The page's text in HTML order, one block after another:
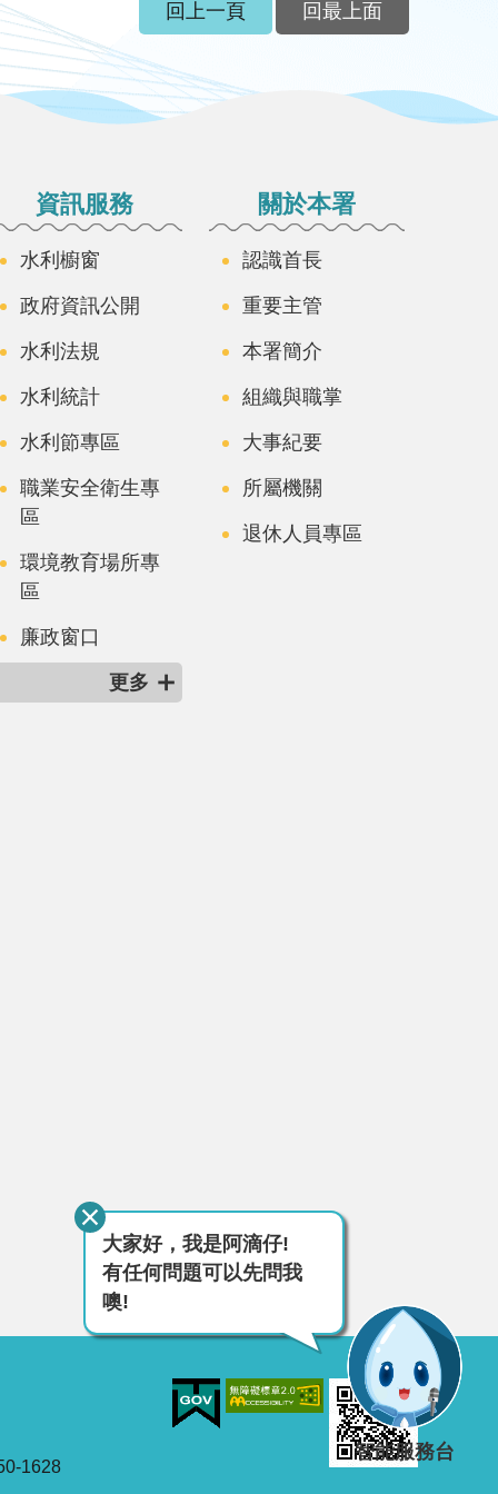
回上一頁 回最上面
資訊服務
水利櫥窗
政府資訊公開
水利法規
水利統計
水利節專區
職業安全衛生專
區
環境教育場所專
區
廉政窗口
更多
關於本署
認識首長
重要主管
本署簡介
組織與職掌
大事紀要
所屬機關
退休人員專區
1628
大家好，我是阿滴仔!
有任何問題可以先問我
噢!
智能服務台